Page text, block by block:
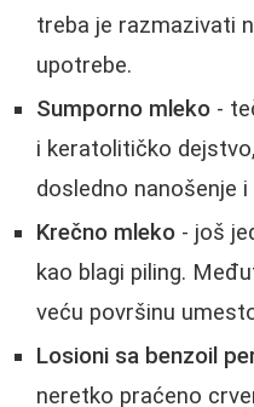
treba je razmazivati
upotrebe.
Sumporno mleko -
i keratolitičko
dosledno nanošenje
Krečno mleko - još
kao blagi piling.
veću površinu
Losioni sa benzoil
neretko praćeno